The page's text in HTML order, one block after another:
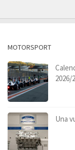
MOTORSPORT
2026/
Una